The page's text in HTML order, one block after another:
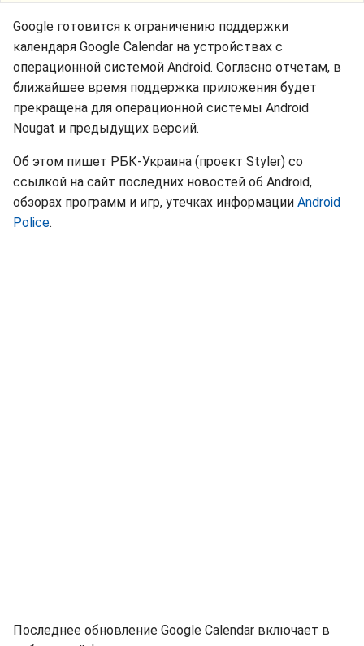
Google готовится к ограничению поддержки
календаря Google Calendar на устройствах с
операционной системой Android. Согласно отчетам, в
ближайшее время поддержка приложения будет
прекращена для операционной системы Android
Nougat и предыдущих версий.
Об этом пишет РБК-Украина (проект Styler) со
ссылкой на сайт последних новостей об Android,
обзорах программ и игр, утечках информации Android
Police.
Последнее обновление Google Calendar включает в